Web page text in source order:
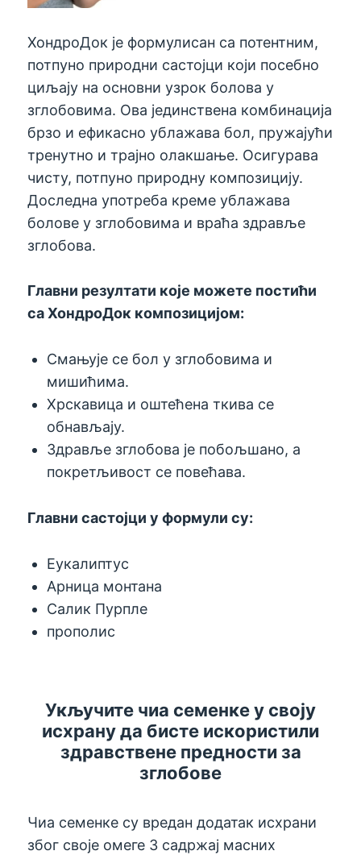
ХондроДок је формулисан са потентним,
потпуно природни састојци који посебно
циљају на основни узрок болова у
зглобовима. Ова јединствена комбинација
брзо и ефикасно ублажава бол, пружајући
тренутно и трајно олакшање. Осигурава
чисту, потпуно природну композицију.
Доследна употреба креме ублажава
болове у зглобовима и враћа здравље
зглобова.
Главни резултати које можете постићи
са ХондроДок композицијом:
Смањује се бол у зглобовима и
мишићима.
Хрскавица и оштећена ткива се
обнављају.
Здравље зглобова је побољшано, а
покретљивост се повећава.
Главни састојци у формули су:
Еукалиптус
Арница монтана
Салик Пурпле
прополис
Укључите чиа семенке у своју
исхрану да бисте искористили
здравствене предности за
зглобове
Чиа семенке су вредан додатак исхрани
због своје омеге 3 садржај масних